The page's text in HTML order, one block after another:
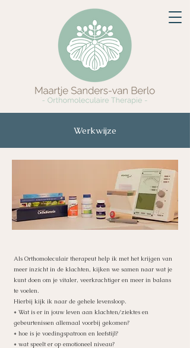
Werkwijze
Als Orthomoleculair therapeut help ik met het krijgen van
meer inzicht in de klachten, kijken we samen naar wat je
kunt doen om je vitaler, veerkrachtiger en meer in balans
te voelen.
Hierbij kijk ik naar de gehele levensloop.
* Wat is er in jouw leven aan klachten/ziektes en
gebeurtenissen allemaal voorbij gekomen?
* hoe is je voedingspatroon en leefstijl?
* wat speelt er op emotioneel niveau?